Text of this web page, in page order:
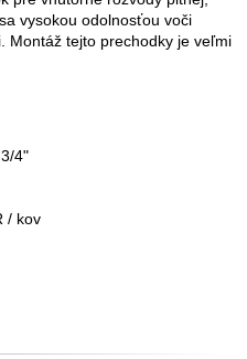
vysokou odolnosťou voči
Montáž tejto prechodky je veľmi
4"
/ kov